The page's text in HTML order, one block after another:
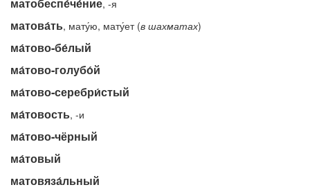
, -я
матова́ть, мату́ю, мату́ет (в шахматах)
ма́тово-бе́лый
ма́тово-голубо́й
ма́тово-серебри́стый
ма́товость, -и
ма́тово-чёрный
ма́товый
матовяза́льный